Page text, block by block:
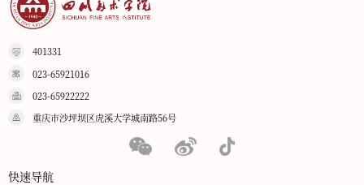
401331
023-65921016
023-65922222
重庆市沙坪坝区虎溪大学城南路56号
快速导航